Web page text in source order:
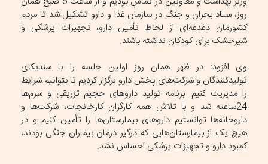
روز، ستاد بحران و جنگ در سازمان غذا و دارو تشکیل شد تا مردم
کشورمان دغدغه‌ای از لحاظ تأمین دارو، تجهیزات پزشکی و
شیرخشک برای کودکان نداشته باشند.
وی افزود: در ظهر همان روز اولین جلسه را با سندیکای
تولیدکنندگان و شرکت‌های پخش دارو برگزار کردیم تا بتوانیم شرایط
را مدیریت کنیم. برنامه تولید داروهای حجیم تزریقی و سرم‌ها
24ساعته شد و با تلاش همه کارگران کارخانجات، شرکت‌ها و
داروخانه‌ها توانستیم داروهای بیمارستان‌ها را تأمین کنیم و در
هیچ یک از بیمارستان‌هایی که درگیر درمان بیماران جنگی بودند،
کمبود دارو و تجهیزات پزشکی احساس نشد.